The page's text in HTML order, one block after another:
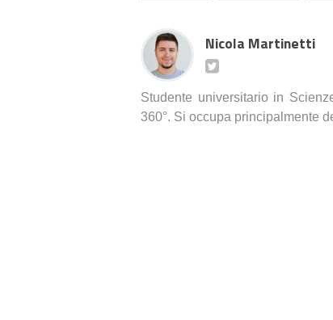
Nicola Martinetti
Studente universitario in
360°. Si occupa principalmente